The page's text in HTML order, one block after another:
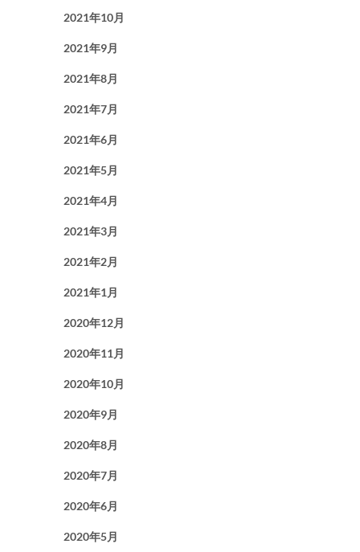
2021年10月
2021年9月
2021年8月
2021年7月
2021年6月
2021年5月
2021年4月
2021年3月
2021年2月
2021年1月
2020年12月
2020年11月
2020年10月
2020年9月
2020年8月
2020年7月
2020年6月
2020年5月